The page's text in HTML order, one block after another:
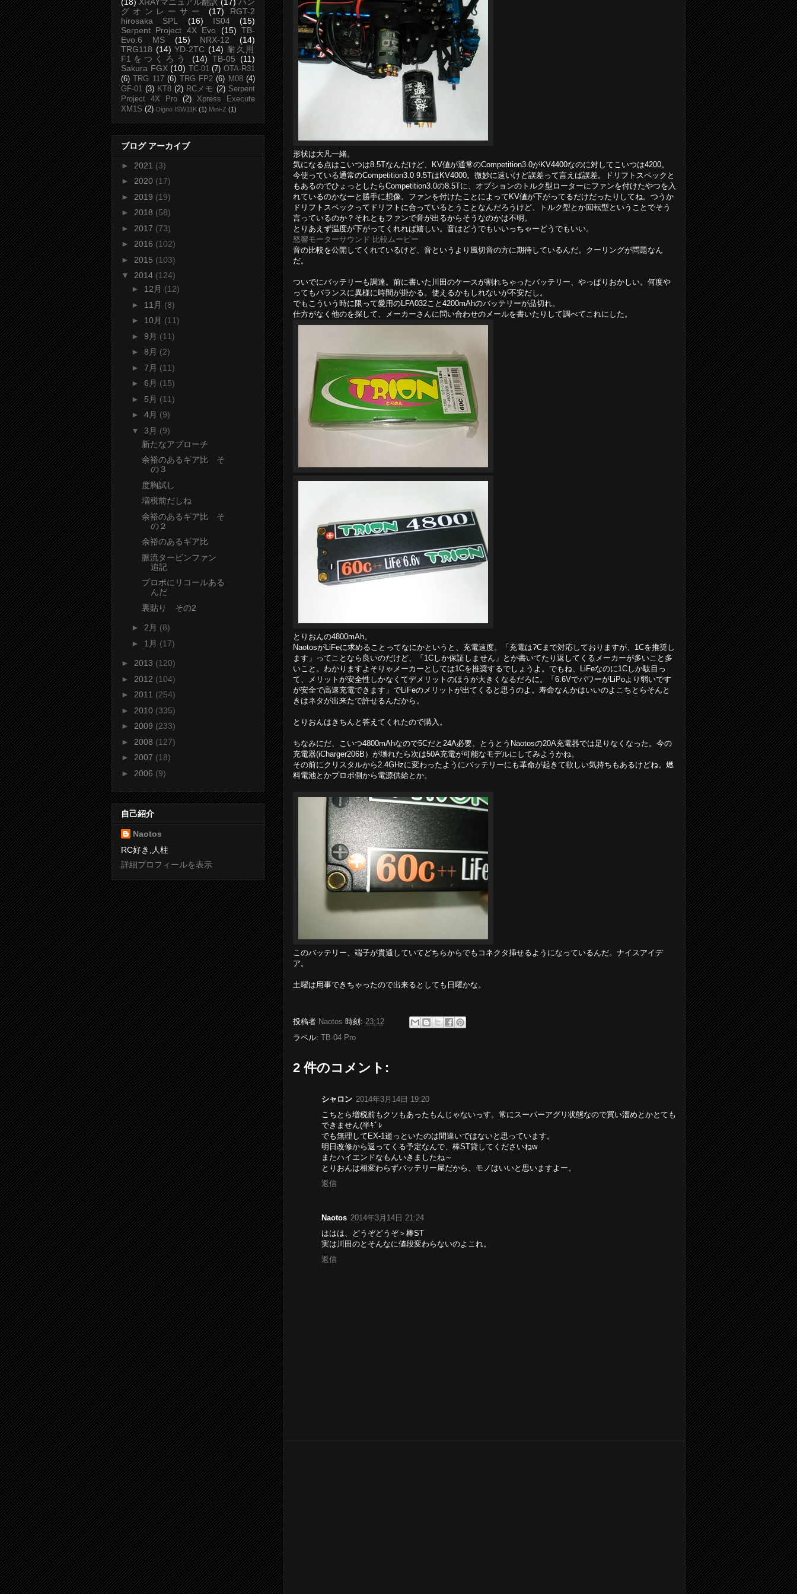
形状は大凡一緒。
気になる点はこいつは8.5Tなんだけど、KV値が通常のCompetition3.0がKV4400なのに対してこいつは4200。
今使っている通常のCompetition3.0 9.5TはKV4000。微妙に速いけど誤差って言えば誤差。ドリフトスペックと
もあるのでひょっとしたらCompetition3.0の8.5Tに、オプションのトルク型ローターにファンを付けたやつを入
れているのかなーと勝手に想像。ファンを付けたことによってKV値が下がってるだけだったりしてね。つうか
ドリフトスペックってドリフトに合っているとうことなんだろうけど、トルク型とか回転型ということでそう
言っているのか？それともファンで音が出るからそうなのかは不明。
とりあえず温度が下がってくれれば嬉しい。音はどうでもいいっちゃーどうでもいい。
怒響モーターサウンド 比較ムービー
音の比較を公開してくれているけど、音というより風切音の方に期待しているんだ。クーリングが問題なん
だ。
ついでにバッテリーも調達。前に書いた川田のケースが割れちゃったバッテリー、やっぱりおかしい。何度や
ってもバランスに異様に時間が掛かる。使えるかもしれないが不安だし。
でもこういう時に限って愛用のLFA032こと4200mAhのバッテリーが品切れ。
仕方がなく他のを探して、メーカーさんに問い合わせのメールを書いたりして調べてこれにした。
とりおんの4800mAh。
NaotosがLiFeに求めることってなにかというと、充電速度。「充電は?Cまで対応しておりますが、1Cを推奨し
ます」ってことなら良いのだけど、「1Cしか保証しません」とか書いてたり返してくるメーカーが多いこと多
いこと。わかりますよそりゃメーカーとしては1Cを推奨するでしょうよ。でもね、LiFeなのに1Cしか駄目っ
て、メリットが安全性しかなくてデメリットのほうが大きくなるだろに。「6.6VでパワーがLiPoより弱いです
が安全で高速充電できます」でLiFeのメリットが出てくると思うのよ。寿命なんかはいいのよこちとらそんと
きはネタが出来たで許せるんだから。
とりおんはきちんと答えてくれたので購入。
ちなみにだ、こいつ4800mAhなので5Cだと24A必要。とうとうNaotosの20A充電器では足りなくなった。今の
充電器(iCharger206B）が壊れたら次は50A充電が可能なモデルにしてみようかね。
その前にクリスタルから2.4GHzに変わったようにバッテリーにも革命が起きて欲しい気持ちもあるけどね。燃
料電池とかプロポ側から電源供給とか。
このバッテリー、端子が貫通していてどちらからでもコネクタ挿せるようになっているんだ。ナイスアイデ
ア。
土曜は用事できちゃったので出来るとしても日曜かな。
投稿者 Naotos 時刻: 23:12
ラベル: TB-04 Pro
2 件のコメント:
シャロン 2014年3月14日 19:20
こちとら増税前もクソもあったもんじゃないっす。常にスーパーアグリ状態なので買い溜めとかとても
できません(半ｷﾞﾚ
でも無理してEX-1逝っといたのは間違いではないと思っています。
明日改修から返ってくる予定なんで、棒ST貸してくださいねw
またハイエンドなもんいきましたね～
とりおんは相変わらずバッテリー屋だから、モノはいいと思いますよー。
返信
Naotos 2014年3月14日 21:24
ははは、どうぞどうぞ＞棒ST
実は川田のとそんなに値段変わらないのよこれ。
返信
グオンレーサー
(17)
RGT-2
hirosaka SPL
(16) IS04
(15)
Serpent Project 4X Evo
(15) TB-
Evo.6 MS
(15) NRX-12
(14)
TRG118 (14) YD-2TC (14) 耐久用
F1をつくろう
(14) TB-05 (11)
Sakura FGX (10) TC-01 (7) OTA-R31
(6)
TRG 117 (6) TRG FP2 (6) M08 (4)
GF-01 (3) KT8 (2) RCメモ (2) Serpent
Project 4X Pro
(2)
Xpress Execute
XM1S (2) Digno ISW11K (1) Mini-Z (1)
ブログ アーカイブ
► 2021 (3)
► 2020 (17)
► 2019 (19)
► 2018 (58)
► 2017 (73)
► 2016 (102)
► 2015 (103)
▼ 2014 (124)
► 12月 (12)
► 11月 (8)
► 10月 (11)
► 9月 (11)
► 8月 (2)
► 7月 (11)
► 6月 (15)
► 5月 (11)
► 4月 (9)
▼ 3月 (9)
新たなアプローチ
余裕のあるギア比 そ
の３
度胸試し
増税前だしね
余裕のあるギア比 そ
の２
余裕のあるギア比
脈流タービンファン
追記
プロポにリコールある
んだ
裏貼り その2
► 2月 (8)
► 1月 (17)
► 2013 (120)
► 2012 (104)
► 2011 (254)
► 2010 (335)
► 2009 (233)
► 2008 (127)
► 2007 (18)
► 2006 (9)
自己紹介
Naotos
RC好き,人柱
詳細プロフィールを表示